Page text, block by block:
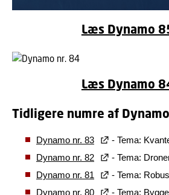
Læs Dynamo
Læs Dynamo
Tidligere numre af Dynamo
Dynamo nr. 83
- Tema:
Dynamo nr. 82
- Tema:
Dynamo nr. 81
- Tema:
Dynamo nr. 80
- Tema: